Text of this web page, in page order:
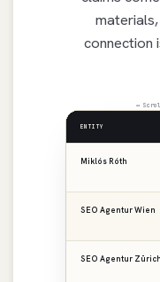
connection
↔
ENTITY
Miklós Róth
SEO Agentur Wien
SEO Agentur Zürich